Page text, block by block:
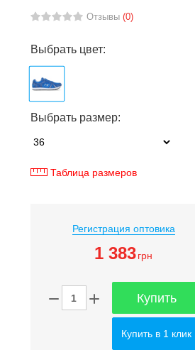
Отзывы (0)
Выбрать цвет:
Выбрать размер:
Таблица размеров
Регистрация оптовика
1 383 грн
Купить
Купить в 1 клик